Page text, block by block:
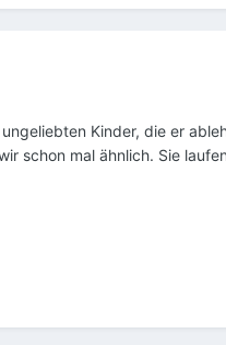
Kinder, die er
schon mal ähnlich. Sie